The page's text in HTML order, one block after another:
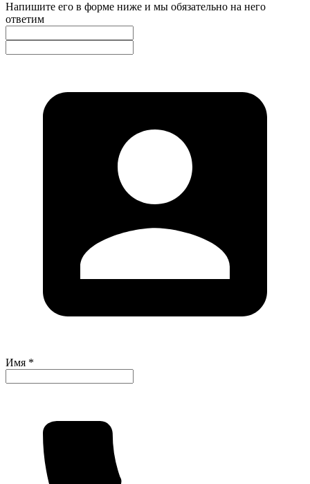
Напишите его в форме ниже и мы обязательно на него
ответим
Имя *